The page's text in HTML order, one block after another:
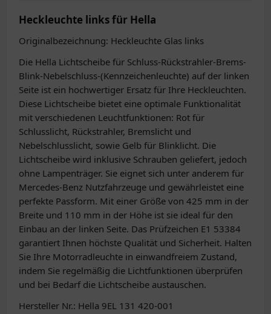
Heckleuchte links für Hella
Originalbezeichnung: Heckleuchte Glas links
Die Hella Lichtscheibe für Schluss-Rückstrahler-Brems-
Blink-Nebelschluss-(Kennzeichenleuchte) auf der linken
Seite ist ein hochwertiger Ersatz für Ihre Heckleuchten.
Diese Lichtscheibe bietet eine optimale Funktionalität
mit verschiedenen Leuchtfunktionen: Rot für
Schlusslicht, Rückstrahler, Bremslicht und
Nebelschlusslicht, sowie Gelb für Blinklicht. Die
Lichtscheibe wird inklusive Schrauben geliefert, jedoch
ohne Lampenträger. Sie eignet sich unter anderem für
Mercedes-Benz Nutzfahrzeuge und gewährleistet eine
perfekte Passform. Mit einer Größe von 425 mm in der
Breite und 110 mm in der Höhe ist sie ideal für den
Einbau an der linken Seite. Das Prüfzeichen E1 53384
garantiert Ihnen höchste Qualität und Sicherheit. Halten
Sie Ihre Motorradleuchte in einwandfreiem Zustand,
indem Sie regelmäßig die Lichtfunktionen überprüfen
und bei Bedarf die Lichtscheibe austauschen.
Hersteller Nr.: Hella 9EL 131 420-001